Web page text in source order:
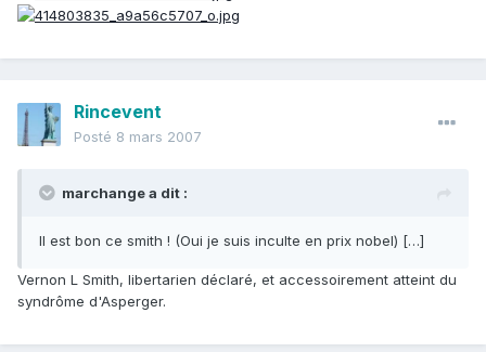
Rincevent
Posté 8 mars 2007
marchange a dit :
Il est bon ce smith ! (Oui je suis inculte en prix nobel) […]
Vernon L Smith, libertarien déclaré, et accessoirement atteint du
syndrôme d'Asperger.